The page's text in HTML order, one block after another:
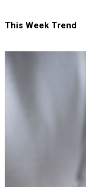
This Week Trend